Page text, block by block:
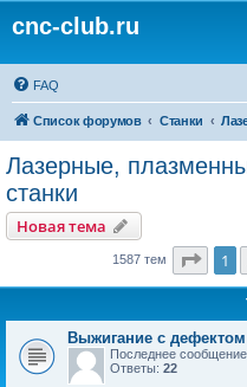
cnc-club.ru
FAQ
Список форумов Станки
Лазерные,
станки
Новая тема
1587 тем 1
Выжигание с
Последнее сообщение
Ответы: 22